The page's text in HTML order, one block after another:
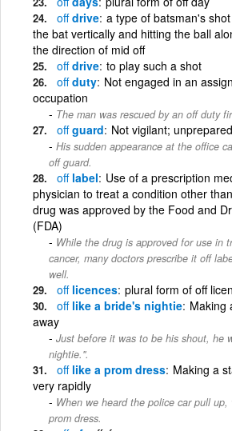
offdrive a type of batsman's
the bat vertically and hitting the ball
the direction of mid off
offdrive to play such a shot
offduty Not engaged in an
occupation
The man was rescued by an off duty
offguard Not vigilant;
His sudden appearance at the office
off guard.
offlabel Use of a prescription
physician to treat a condition other
drug was approved by the Food and
(FDA)
While the drug is approved for use in
cancer, many doctors prescribe it off
well.
offlicences plural form of off
offlike a bride's nightie Making
away
Just before it was to be his shout, he
nightie.''.
offlike a prom dress Making a
very rapidly
When we heard the police car pull
prom dress.